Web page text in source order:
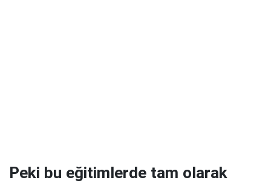
Peki bu eğitimlerde tam olarak